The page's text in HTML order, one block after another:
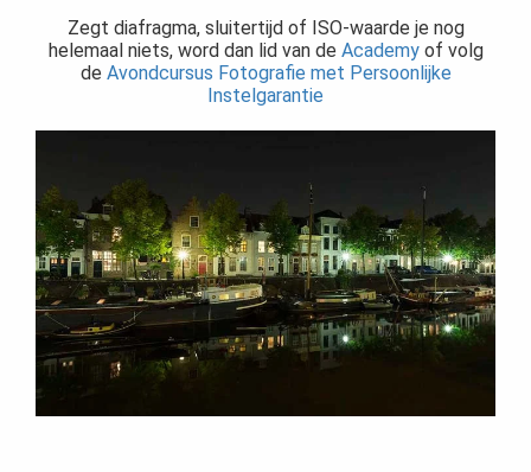
Zegt diafragma, sluitertijd of ISO-waarde je nog
helemaal niets, word dan lid van de Academyof volg
de Avondcursus Fotografie met Persoonlijke
Instelgarantie